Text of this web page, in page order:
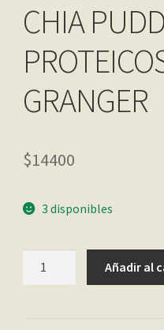
CHIA
GRANGER
$14400
3 disponibles
Añadir al